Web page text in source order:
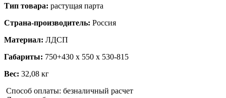
Тип товара: растущая парта
Страна-производитель: Россия
Материал: ЛДСП
Габариты: 750+430 х 550 х 530-815
Вес: 32,08 кг
Способ оплаты: безналичный расчет